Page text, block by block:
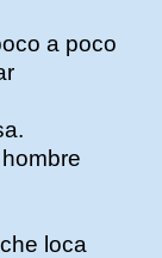
a poco
loca